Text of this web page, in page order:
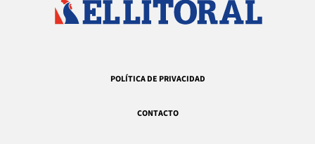
POLÍTICA DE PRIVACIDAD
CONTACTO